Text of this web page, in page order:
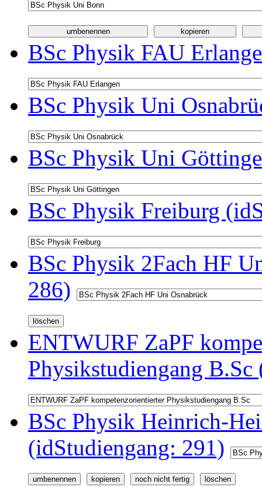
BSc Physik FAU
BSc Physik Uni
BSc Physik Uni
BSc Physik Freiburg
BSc Physik 2Fach HF
286)
ENTWURF ZaPF
Physikstudiengang
BSc Physik Heinrich-
(idStudiengang: 291)